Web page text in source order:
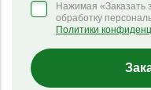
Нажимая «Заказать
обработку
Политики